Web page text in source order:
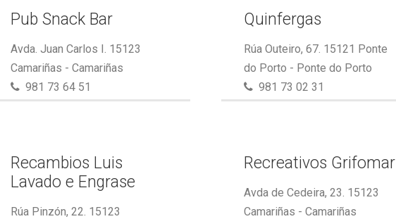
Pub Snack Bar
Avda. Juan Carlos I. 15123
Camariñas - Camariñas
981 73 64 51
Quinfergas
Rúa Outeiro, 67. 15121 Ponte
do Porto - Ponte do Porto
981 73 02 31
Recambios Luis
Lavado e Engrase
Rúa Pinzón, 22. 15123
Recreativos Grifomar
Avda de Cedeira, 23. 15123
Camariñas - Camariñas